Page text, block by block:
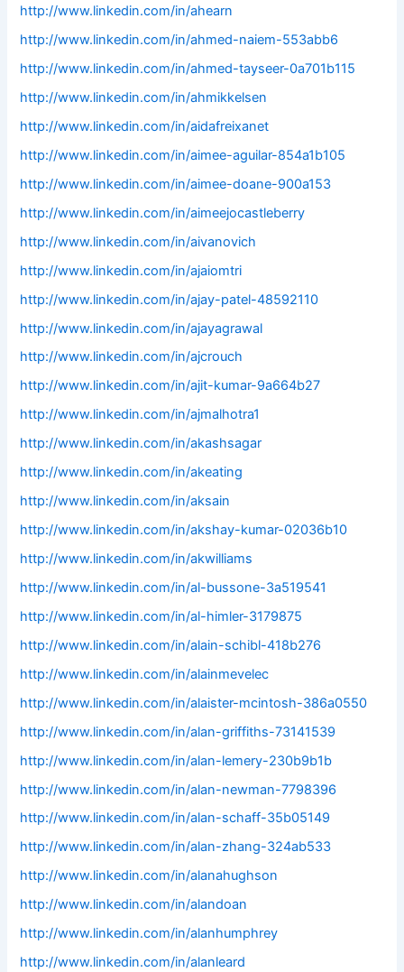
http://www.linkedin.com/in/ahearn
http://www.linkedin.com/in/ahmed-naiem-553abb6
http://www.linkedin.com/in/ahmed-tayseer-0a701b115
http://www.linkedin.com/in/ahmikkelsen
http://www.linkedin.com/in/aidafreixanet
http://www.linkedin.com/in/aimee-aguilar-854a1b105
http://www.linkedin.com/in/aimee-doane-900a153
http://www.linkedin.com/in/aimeejocastleberry
http://www.linkedin.com/in/aivanovich
http://www.linkedin.com/in/ajaiomtri
http://www.linkedin.com/in/ajay-patel-48592110
http://www.linkedin.com/in/ajayagrawal
http://www.linkedin.com/in/ajcrouch
http://www.linkedin.com/in/ajit-kumar-9a664b27
http://www.linkedin.com/in/ajmalhotra1
http://www.linkedin.com/in/akashsagar
http://www.linkedin.com/in/akeating
http://www.linkedin.com/in/aksain
http://www.linkedin.com/in/akshay-kumar-02036b10
http://www.linkedin.com/in/akwilliams
http://www.linkedin.com/in/al-bussone-3a519541
http://www.linkedin.com/in/al-himler-3179875
http://www.linkedin.com/in/alain-schibl-418b276
http://www.linkedin.com/in/alainmevelec
http://www.linkedin.com/in/alaister-mcintosh-386a0550
http://www.linkedin.com/in/alan-griffiths-73141539
http://www.linkedin.com/in/alan-lemery-230b9b1b
http://www.linkedin.com/in/alan-newman-7798396
http://www.linkedin.com/in/alan-schaff-35b05149
http://www.linkedin.com/in/alan-zhang-324ab533
http://www.linkedin.com/in/alanahughson
http://www.linkedin.com/in/alandoan
http://www.linkedin.com/in/alanhumphrey
http://www.linkedin.com/in/alanleard